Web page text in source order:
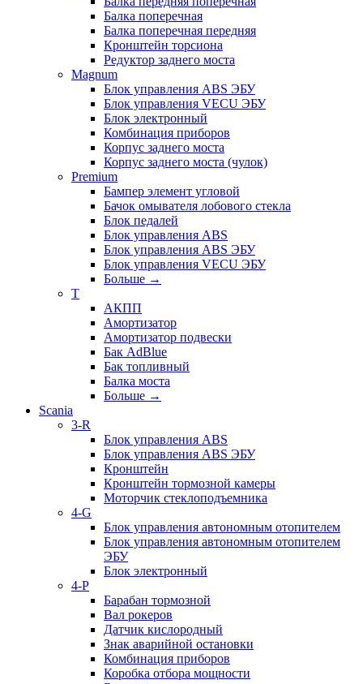
Балка поперечная
Балка поперечная передняя
Кронштейн торсиона
Редуктор заднего моста
Magnum
Блок управления ABS ЭБУ
Блок управления VECU ЭБУ
Блок электронный
Комбинация приборов
Корпус заднего моста
Корпус заднего моста (чулок)
Premium
Бампер элемент угловой
Бачок омывателя лобового стекла
Блок педалей
Блок управления ABS
Блок управления ABS ЭБУ
Блок управления VECU ЭБУ
Больше →
T
АКПП
Амортизатор
Амортизатор подвески
Бак AdBlue
Бак топливный
Балка моста
Больше →
Scania
3-R
Блок управления ABS
Блок управления ABS ЭБУ
Кронштейн
Кронштейн тормозной камеры
Моторчик стеклоподъемника
4-G
Блок управления автономным отопителем
Блок управления автономным отопителем
ЭБУ
Блок электронный
4-P
Барабан тормозной
Вал рокеров
Датчик кислородный
Знак аварийной остановки
Комбинация приборов
Коробка отбора мощности